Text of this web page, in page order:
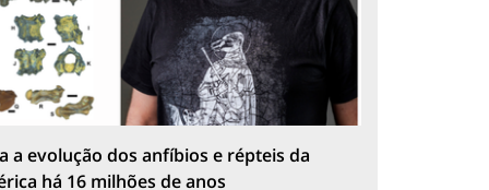
a evolução dos anfíbios e répteis da
há 16 milhões de anos